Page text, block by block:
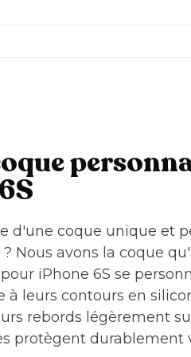
d'une coque unique et
Nous avons la coque
iPhone 6S se
à leurs contours en
rebords légèrement
protègent durablement